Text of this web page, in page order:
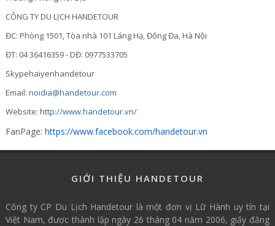
CÔNG TY DU LỊCH HANDETOUR
ĐC: Phòng 1501, Tòa nhà 101 Láng Hạ, Đống Đa, Hà Nội
ĐT: 04 36416359 - DĐ: 0977533705
Skypehaiyenhandetour
Email: noidia@handetour.com
Website: http://www.handetour.vn/
FanPage: https://www.facebook.com/handetour.vn
GIỚI THIỆU HANDETOUR
Công ty CP Du Lịch Handetour là một đơn vị Lữ Hành uy tín tại
Việt Nam, được thành lập ngày 26 tháng 04 năm 2006, giấy đăng